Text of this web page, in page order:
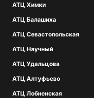
АТЦ Химки
АТЦ Балашиха
АТЦ Севастопольская
АТЦ Научный
АТЦ Удальцова
АТЦ Алтуфьево
АТЦ Лобненская